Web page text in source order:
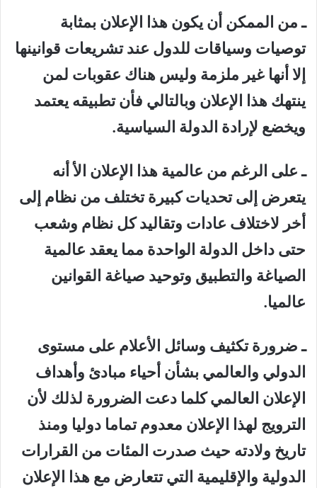
ـ من الممكن أن يكون هذا الإعلان بمثابة
توصيات وسياقات للدول عند تشريعات قوانينها
إلا أنها غير ملزمة وليس هناك عقوبات لمن
ينتهك هذا الإعلان وبالتالي فأن تطبيقه يعتمد
ويخضع لإرادة الدولة السياسية.
ـ على الرغم من عالمية هذا الإعلان الأ أنه
يتعرض إلى تحديات كبيرة تختلف من نظام إلى
أخر لاختلاف عادات وتقاليد كل نظام وشعب
حتى داخل الدولة الواحدة مما يعقد عالمية
الصياغة والتطبيق وتوحيد صياغة القوانين
عالميا.
ـ ضرورة تكثيف وسائل الأعلام على مستوى
الدولي والعالمي بشأن أحياء مبادئ وأهداف
الإعلان العالمي كلما دعت الضرورة لذلك لأن
الترويج لهذا الإعلان معدوم تماما دوليا ومنذ
تاريخ ولادته حيث صدرت المئات من القرارات
الدولية والإقليمية التي تتعارض مع هذا الإعلان